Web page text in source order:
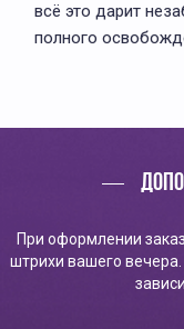
всё это дарит
полного
При оформлении
штрихи вашего вечера.